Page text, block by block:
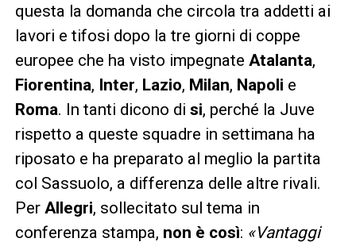
questa la domanda che circola tra addetti ai
lavori e tifosi dopo la tre giorni di coppe
europee che ha visto impegnate Atalanta,
Fiorentina, Inter, Lazio, Milan, Napoli e
Roma. In tanti dicono di si, perché la Juve
rispetto a queste squadre in settimana ha
riposato e ha preparato al meglio la partita
col Sassuolo, a differenza delle altre rivali.
Per Allegri, sollecitato sul tema in
conferenza stampa, non è così: «Vantaggi